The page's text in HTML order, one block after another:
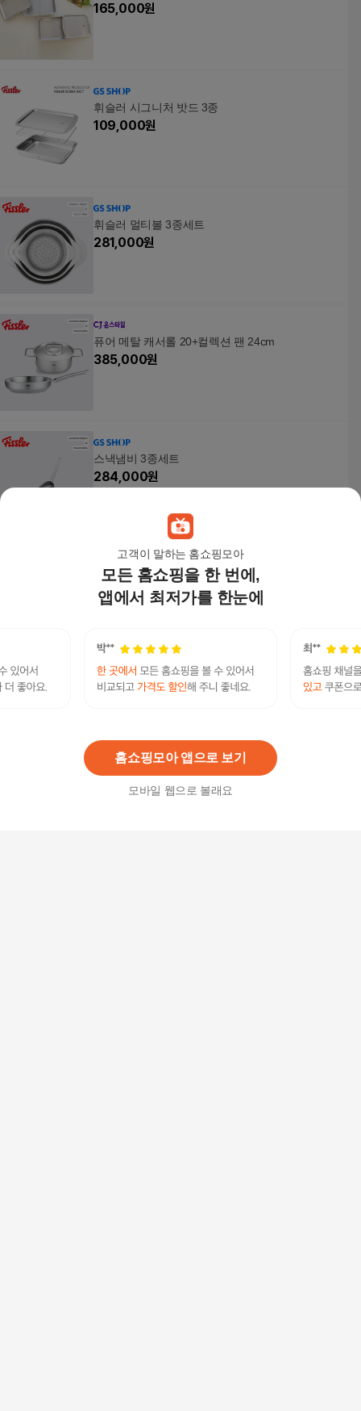
고객이 말하는 홈쇼핑모아
모든 홈쇼핑을 한 번에,
앱에서 최저가를 한눈에
홈쇼핑모아 앱으로 보기
모바일 웹으로 볼래요
165,000원
휘슬러 시그니처 밧드 3종
109,000원
휘슬러 멀티볼 3종세트
281,000원
퓨어 메탈 캐서롤 20+컬렉션 팬 24cm
385,000원
스낵냄비 3종세트
284,000원
휘슬러 스낵 쿡웨어 세트 4P
139,220원
3% 135,050원
퓨어 팟 2종세트(스튜팟16cm+캐서롤20cm)